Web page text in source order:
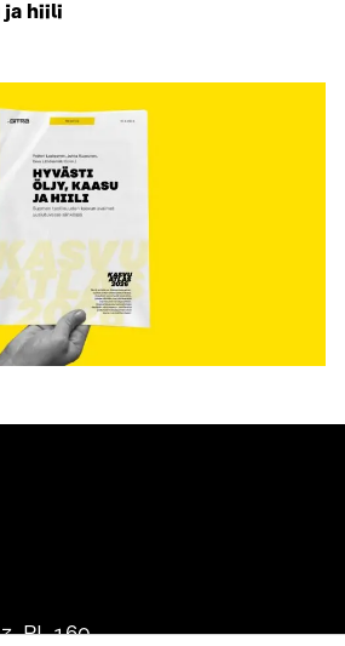
ja hiili
PL 160,